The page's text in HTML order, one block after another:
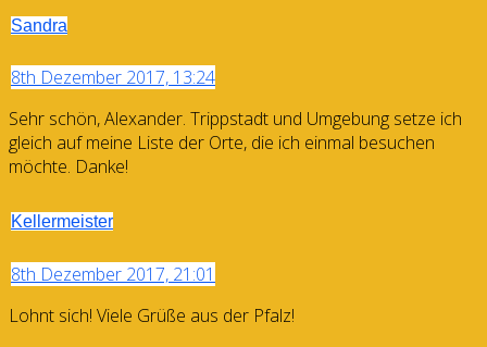
Sandra
8th Dezember 2017, 13:24
Sehr schön, Alexander. Trippstadt und Umgebung setze ich
gleich auf meine Liste der Orte, die ich einmal besuchen
möchte. Danke!
Kellermeister
8th Dezember 2017, 21:01
Lohnt sich! Viele Grüße aus der Pfalz!